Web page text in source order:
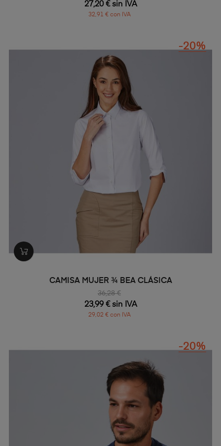
27,20 € sin IVA
32,91 € con IVA
CAMISA MUJER ¾ BEA CLÁSICA
36,28 €
-20%
23,99 € sin IVA
29,02 € con IVA
-20%